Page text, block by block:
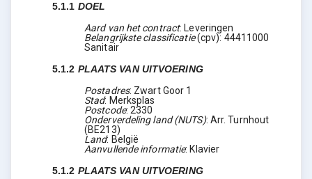
5.1.1 DOEL
Aard van het contract: Leveringen
Belangrijkste classificatie (cpv): 44411000
Sanitair
5.1.2 PLAATS VAN UITVOERING
Postadres: Zwart Goor 1
Stad: Merksplas
Postcode:2330
Onderverdeling land (NUTS): Arr. Turnhout
(BE213)
Land: België
Aanvullende informatie: Klavier
5.1.2 PLAATS VAN UITVOERING